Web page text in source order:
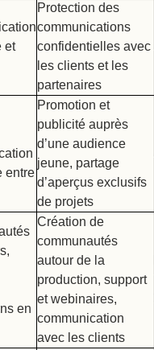
et
Protection des
communications
confidentielles avec
les clients et les
partenaires
entre
Promotion et
publicité auprès
d’une audience
jeune, partage
d’aperçus exclusifs
de projets
en
Création de
communautés
autour de la
production, support
et webinaires,
communication
avec les clients